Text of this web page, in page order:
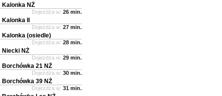
Kalonka NŻ
Dojeżdża w: 26 min.
Kalonka II
Dojeżdża w: 27 min.
Kalonka (osiedle)
Dojeżdża w: 28 min.
Niecki NŻ
Dojeżdża w: 29 min.
Borchówka 21 NŻ
Dojeżdża w: 30 min.
Borchówka 39 NŻ
Dojeżdża w: 31 min.